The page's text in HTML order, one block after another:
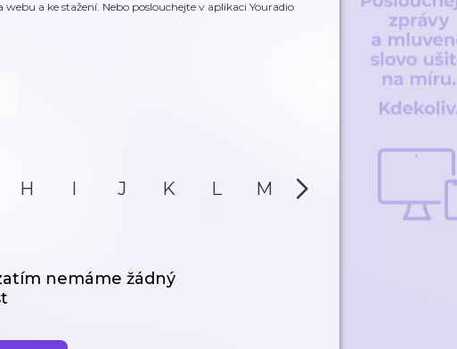
a ke stažení. Nebo poslouchejte v aplikaci Youradio
H I J K L M N
nemáme žádný